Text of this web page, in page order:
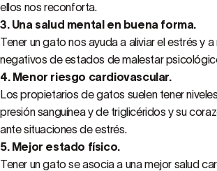
ellos nos reconforta.
3. Una salud mental en buena forma.
Tener un gato nos ayuda a aliviar el estrés y
negativos de estados de malestar
4. Menor riesgo cardiovascular.
Los propietarios de gatos suelen tener
presión sanguínea y de triglicéridos y su
ante situaciones de estrés.
5. Mejor estado físico.
Tener un gato se asocia a una mejor salud